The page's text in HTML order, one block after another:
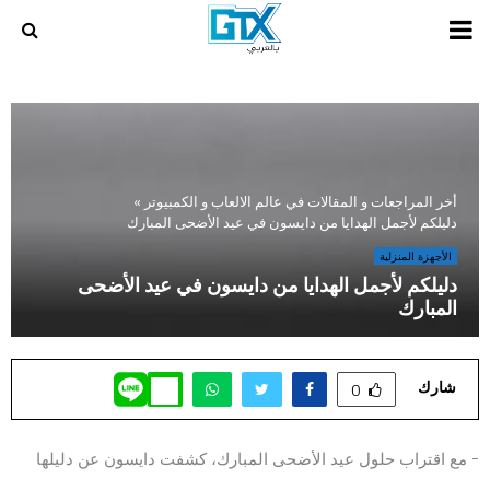
PRIMARY
أخر المراجعات و المقالات في عالم الالعاب و الكمبيوتر »
دليلكم لأجمل الهدايا من دايسون في عيد الأضحى المبارك
الأجهزة المنزلية
دليلكم لأجمل الهدايا من دايسون في عيد الأضحى
المبارك
شارك 0
– مع اقتراب حلول عيد الأضحى المبارك، كشفت دايسون عن دليلها